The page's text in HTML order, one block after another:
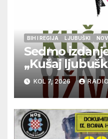
BIH I REGIJA LJUBUŠKI
Sedmo
„Kušaj
vrhunska
glazbu
KOL 7, 2026